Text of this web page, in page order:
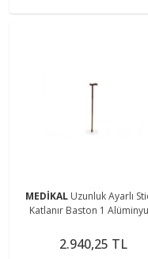
MEDİKAL Uzunluk Ayarlı
Katlanır Baston 1
2.940,25 TL